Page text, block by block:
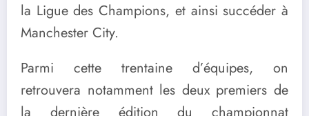
la Ligue des Champions, et ainsi succéder à
Manchester City.
Parmi cette trentaine d’équipes, on
retrouvera notamment les deux premiers de